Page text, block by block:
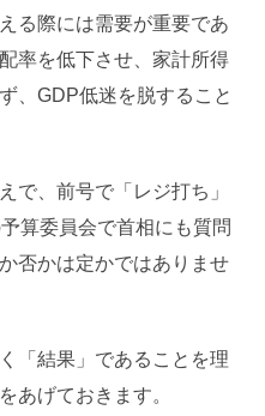
る際には需要が重要であ
率を低下させ、家計所得
、GDP低迷を脱すること
で、前号で「レジ打ち」
算委員会で首相にも質問
否かは定かではありませ
「結果」であることを理
あげておきます。